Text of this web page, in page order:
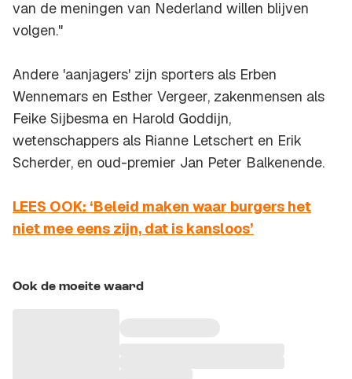
van de meningen van Nederland willen blijven
volgen."
Andere 'aanjagers' zijn sporters als Erben
Wennemars en Esther Vergeer, zakenmensen als
Feike Sijbesma en Harold Goddijn,
wetenschappers als Rianne Letschert en Erik
Scherder, en oud-premier Jan Peter Balkenende.
LEES OOK: ‘Beleid maken waar burgers het
niet mee eens zijn, dat is kansloos’
Ook de moeite waard